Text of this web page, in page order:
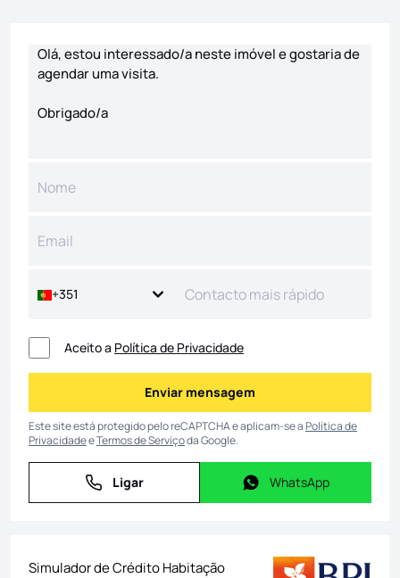
+351
Aceito a Política de Privacidade
Enviar mensagem
Enviar mensagem
Este site está protegido pelo reCAPTCHA e aplicam-se aPolítica de
PrivacidadeeTermos de Serviçoda Google.
Ligar
Ligar WhatsApp
WhatsApp
Simulador de Crédito Habitação